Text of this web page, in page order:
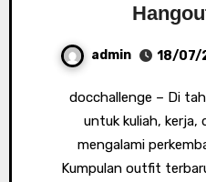
admin 18/07/
docchallenge – Di tahun 2026, tren fesyen
untuk kuliah,
mengalami
Kumpulan outfit